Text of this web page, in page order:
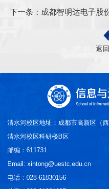
下一条：成都智明达电子股
返
清水河校区地址：成都市高新区（
清水河校区科研楼B区
邮编：611731
Email: xintong@uestc.edu.cn
电话：028-61830156